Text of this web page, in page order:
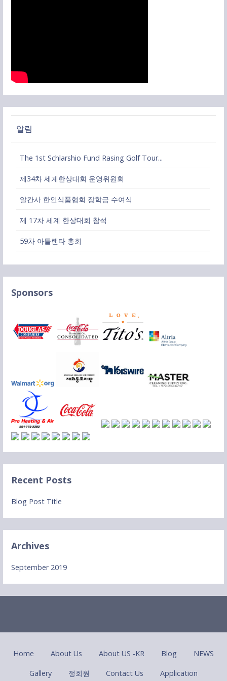
알림
The 1st Schlarshio Fund Rasing Golf Tour...
제34차 세계한상대회 운영위원회
알칸사 한인식품협회 장학금 수여식
제 17차 세계 한상대회 참석
59차 아틀랜타 총회
Sponsors
Recent Posts
Blog Post Title
Archives
September 2019
Home About Us About US -KR Blog NEWS
Gallery 정회원 Contact Us Application